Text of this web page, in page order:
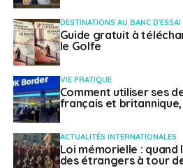
Jean-Baptiste Lemoyne
Français de l’étranger
NE RATEZ PAS
Télétravailleurs frontaliers :
accords amiables Covid
DESTINATIONS AU BANC D'ESSAI
Guide gratuit à
le Golfe
VIE PRATIQUE
Comment utiliser ses
français et
ACTUALITÉS INTERNATIONALES
Loi mémorielle : quand
des étrangers à tour